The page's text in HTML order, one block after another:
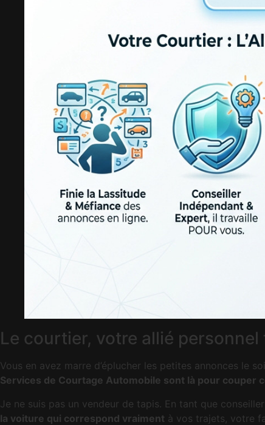
Le courtier, votre allié
Vous en avez marre d’éplucher les petites annonces le
Services de Courtage Automobile sont là pour couper
Je ne suis pas un vendeur de tapis. En tant que
la voiture qui correspond vraiment à vos trajets, votre